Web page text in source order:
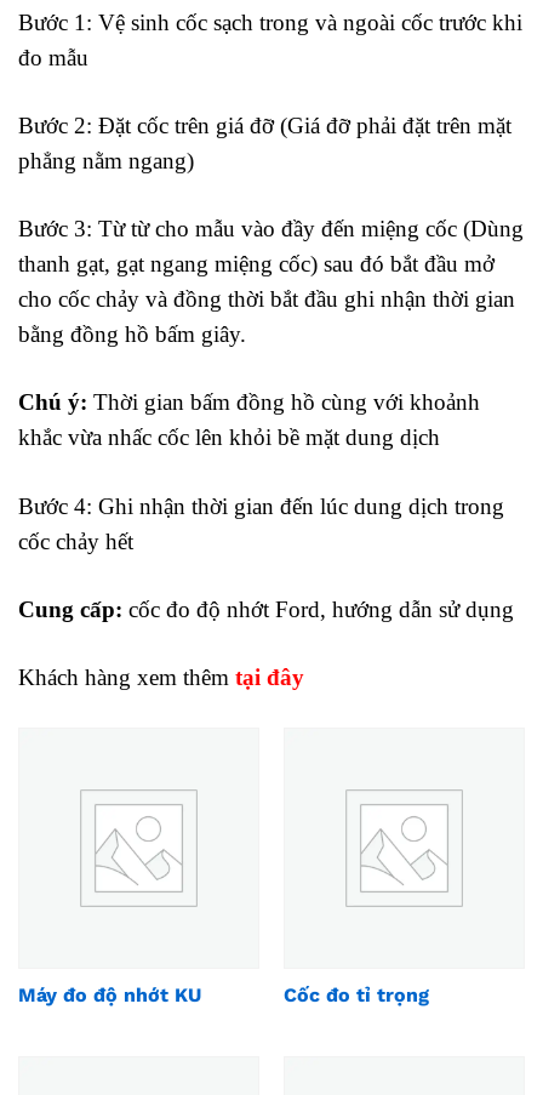
Bước 1: Vệ sinh cốc sạch trong và ngoài cốc trước khi
đo mẫu
Bước 2: Đặt cốc trên giá đỡ (Giá đỡ phải đặt trên mặt
phẳng nằm ngang)
Bước 3: Từ từ cho mẫu vào đầy đến miệng cốc (Dùng
thanh gạt, gạt ngang miệng cốc) sau đó bắt đầu mở
cho cốc chảy và đồng thời bắt đầu ghi nhận thời gian
bằng đồng hồ bấm giây.
Chú ý: Thời gian bấm đồng hồ cùng với khoảnh
khắc vừa nhấc cốc lên khỏi bề mặt dung dịch
Bước 4: Ghi nhận thời gian đến lúc dung dịch trong
cốc chảy hết
Cung cấp: cốc đo độ nhớt Ford, hướng dẫn sử dụng
Khách hàng xem thêm tại đây
Máy đo độ nhớt KU Cốc đo tỉ trọng